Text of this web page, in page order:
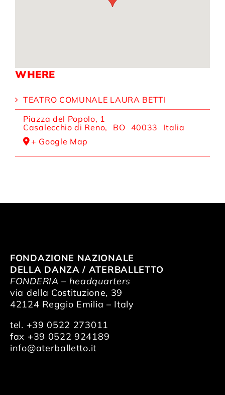
WHERE
TEATRO COMUNALE LAURA BETTI
Piazza del Popolo, 1
Casalecchio di Reno, BO 40033
Italia
+ Google Map
FONDAZIONE NAZIONALE
DELLA DANZA / ATERBALLETTO
FONDERIA – headquarters
via della Costituzione, 39
42124 Reggio Emilia – Italy
tel. +39 0522 273011
fax +39 0522 924189
info@aterballetto.it